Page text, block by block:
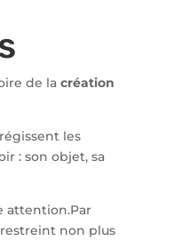
de la création
les
: son objet, sa
attention.Par
non plus